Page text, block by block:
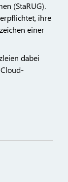
(StaRUG).
ihre
einer
dabei